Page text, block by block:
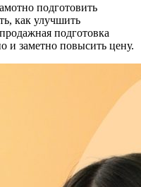
подготовить
как улучшить
подготовка
и заметно повысить цену.